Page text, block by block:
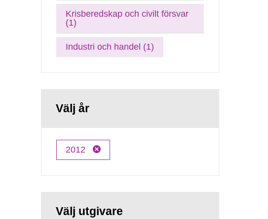
Krisberedskap och civilt försvar
(1)
Industri och handel (1)
Välj år
2012
Välj utgivare